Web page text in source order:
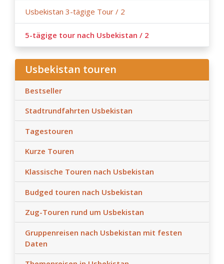
Usbekistan 3-tägige Tour / 2
5-tägige tour nach Usbekistan / 2
Usbekistan touren
Bestseller
Stadtrundfahrten Usbekistan
Tagestouren
Kurze Touren
Klassische Touren nach Usbekistan
Budged touren nach Usbekistan
Zug-Touren rund um Usbekistan
Gruppenreisen nach Usbekistan mit festen
Daten